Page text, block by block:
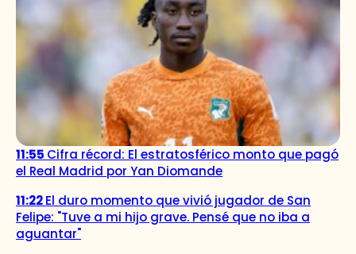
11:55 Cifra récord: El estratosférico monto que pagó
el Real Madrid por Yan Diomande
11:22El duro momento que vivió jugador de San
Felipe: "Tuve a mi hijo grave. Pensé que no iba a
aguantar"